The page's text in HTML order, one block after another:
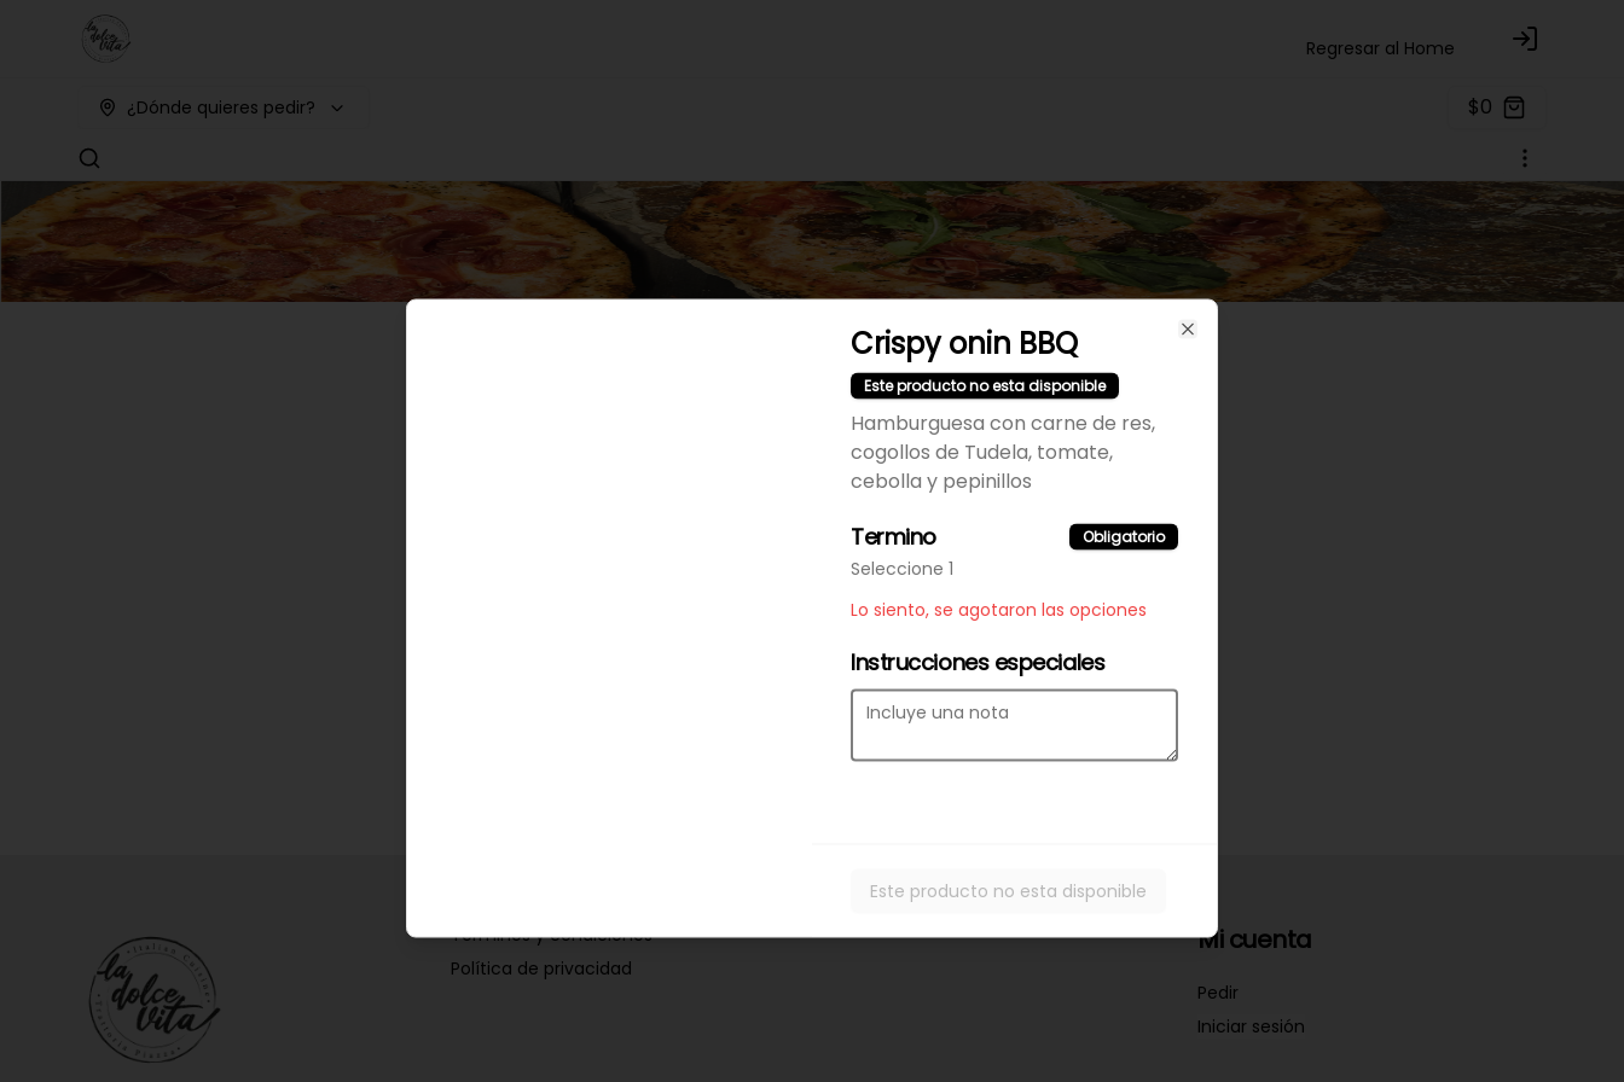
Regresar al Home Login
¿Dónde quieres pedir? $0
No hay productos en el menú
Términos y condiciones
Política de privacidad
Mi cuenta
Pedir
Iniciar sesión
Crispy onin BBQ
Este producto no esta disponible
Hamburguesa con carne de res,
cogollos de Tudela, tomate,
cebolla y pepinillos
Termino Obligatorio
Seleccione 1
Lo siento, se agotaron las opciones
Instrucciones especiales
Este producto no esta disponible